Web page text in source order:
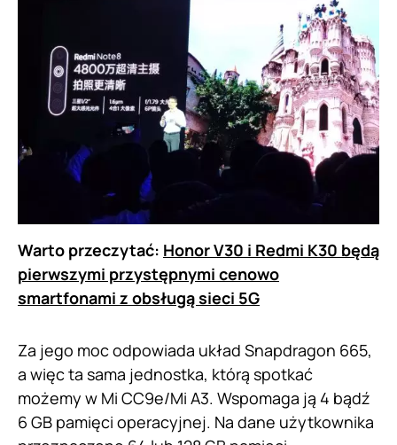
Warto przeczytać: Honor V30 i Redmi K30 będą
pierwszymi przystępnymi cenowo
smartfonami z obsługą sieci 5G
Za jego moc odpowiada układ Snapdragon 665,
a więc ta sama jednostka, którą spotkać
możemy w Mi CC9e/Mi A3. Wspomaga ją 4 bądź
6 GB pamięci operacyjnej. Na dane użytkownika